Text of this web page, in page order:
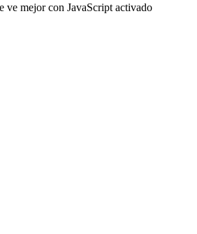
ve mejor con JavaScript activado